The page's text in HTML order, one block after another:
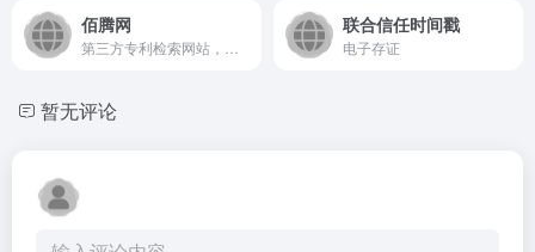
佰腾网 联合信任时间戳
电子存证
暂无评论